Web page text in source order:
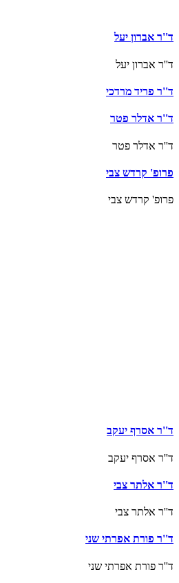
ד''ר אברון יעל
ד''ר אברון יעל
ד''ר פריד מרדכי
ד''ר אדלר פטר
ד''ר אדלר פטר
פרופ' קרדש צבי
פרופ' קרדש צבי
ד''ר אסרף יעקב
ד''ר אסרף יעקב
ד''ר אלתר צבי
ד''ר אלתר צבי
ד''ר פורת אפרתי שני
ד''ר פורת אפרתי שני